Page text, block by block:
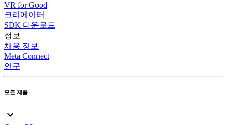
VR for Good
크리에이터
SDK 다운로드
정보
채용 정보
Meta Connect
연구
모든 제품